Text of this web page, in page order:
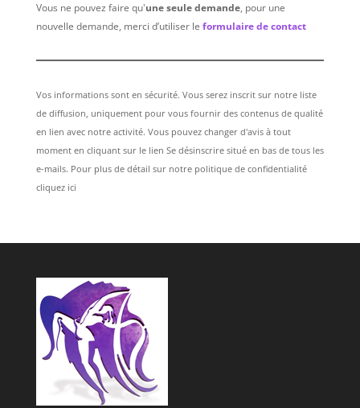
Vous ne pouvez faire qu'une seule demande, pour une
nouvelle demande, merci d’utiliser le formulaire de contact
Vos informations sont en sécurité. Vous serez inscrit sur notre liste
de diffusion, uniquement pour vous fournir des contenus de qualité
en lien avec notre activité. Vous pouvez changer d'avis à tout
moment en cliquant sur le lien Se désinscrire situé en bas de tous les
e-mails. Pour plus de détail sur notre politique de confidentialité
cliquez ici